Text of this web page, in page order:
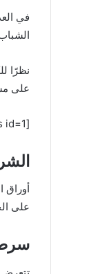
في
نظرًا
على
[quads id=1]
على